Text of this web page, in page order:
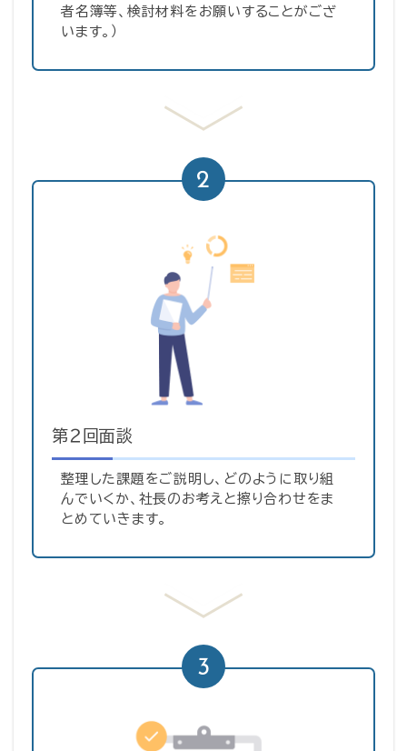
者名簿等、検討材料をお願いすることがござ
います。）
2
第２回面談
整理した課題をご説明し、どのように取り組
んでいくか、社長のお考えと擦り合わせをま
とめていきます。
3